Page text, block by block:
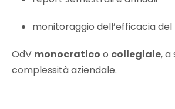
monitoraggio dell’efficacia
OdV monocratico o collegiale, a
complessità aziendale.